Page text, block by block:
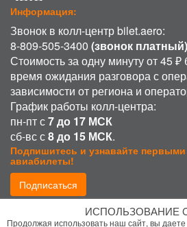
Информация:
Звонок в колл-центр bilet.aero:
8-809-505-3400 (звонок платный)
Стоимость за одну минуту от 45
время ожидания разговора с
зависимости от региона и
График работы колл-центра:
пн-пт с7 до 17 МСК
сб-вс с8 до 15 МСК.
Подпишитесь и узнавайте
авиабилеты!
Подписаться
Присоединиться:
ИСПОЛЬЗОВАНИЕ
Продолжая использовать наш сайт, вы даете